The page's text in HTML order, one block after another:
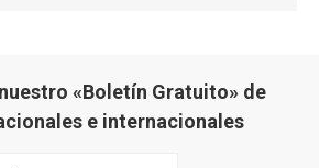
«Boletín Gratuito» de
e internacionales